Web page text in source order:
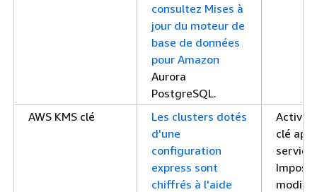
consultez Mises à
jour du moteur de
base de données
pour Amazon
Aurora
PostgreSQL.
AWS KMS clé
Les clusters dotés
d'une
configuration
express sont
chiffrés à l'aide
Activé
clé
service